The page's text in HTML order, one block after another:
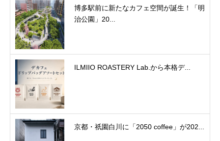
博多駅前に新たなカフェ空間が誕生！「明
治公園」20...
ILMIIO ROASTERY Lab.から本格デ...
京都・祇園白川に「2050 coffee」が202...